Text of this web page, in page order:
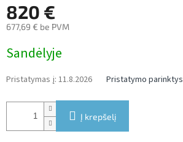
820 €
677,69 € be PVM
price:
Sandėlyje
Pristatymas į: 11.8.2026 Pristatymo parinktys
Į krepšelį